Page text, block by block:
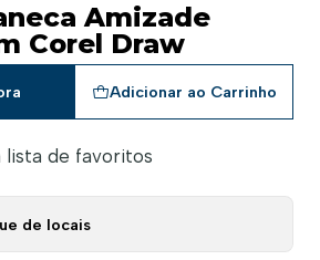
Amizade
Corel Draw
Adicionar ao Carrinho
lista de favoritos
de locais